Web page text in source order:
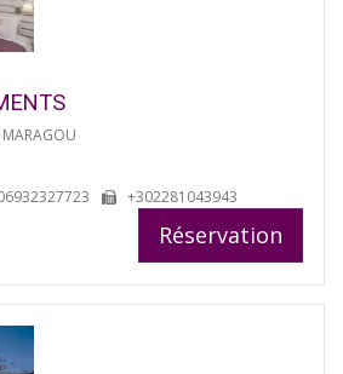
+302281043943
Réservation